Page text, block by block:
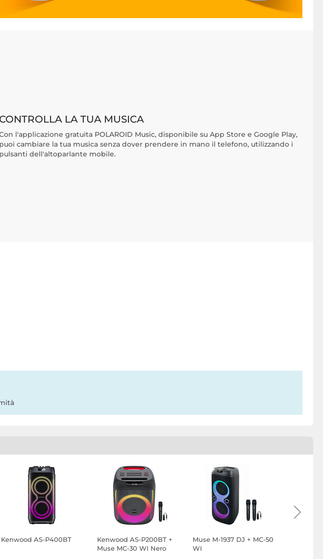
CONTROLLA LA TUA MUSICA
l'applicazione gratuita POLAROID Music, disponibile su App Store e Google Play,
puoi cambiare la tua musica senza dover prendere in mano il telefono, utilizzando i
pulsanti dell'altoparlante mobile.
Kenwood AS-P400BT
Kenwood AS-P200BT +
Muse MC-30 WI Nero
Muse M-1937 DJ + MC-50
WI